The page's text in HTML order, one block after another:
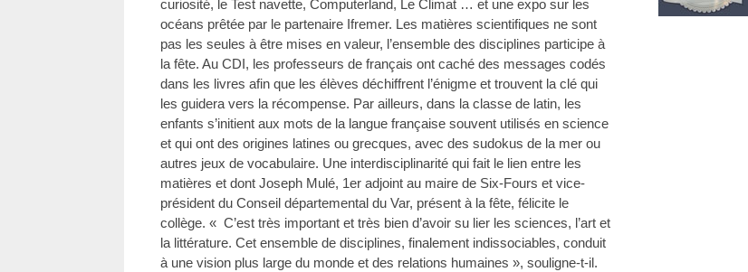
curiosité, le Test navette, Computerland, Le Climat … et une expo sur les
océans prêtée par le partenaire Ifremer. Les matières scientifiques ne sont
pas les seules à être mises en valeur, l’ensemble des disciplines participe à
la fête. Au CDI, les professeurs de français ont caché des messages codés
dans les livres afin que les élèves déchiffrent l’énigme et trouvent la clé qui
les guidera vers la récompense. Par ailleurs, dans la classe de latin, les
enfants s’initient aux mots de la langue française souvent utilisés en science
et qui ont des origines latines ou grecques, avec des sudokus de la mer ou
autres jeux de vocabulaire. Une interdisciplinarité qui fait le lien entre les
matières et dont Joseph Mulé, 1er adjoint au maire de Six-Fours et vice-
président du Conseil départemental du Var, présent à la fête, félicite le
collège. « C’est très important et très bien d’avoir su lier les sciences, l’art et
la littérature. Cet ensemble de disciplines, finalement indissociables, conduit
à une vision plus large du monde et des relations humaines », souligne-t-il.